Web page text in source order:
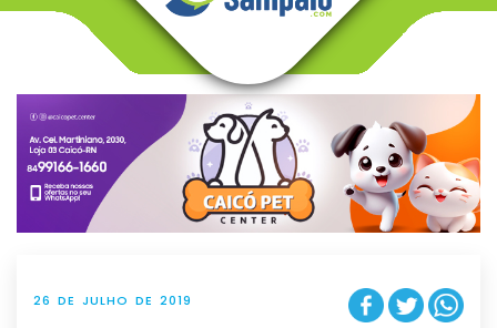
v
g
t
i
o
n
26 DE JULHO DE 2019